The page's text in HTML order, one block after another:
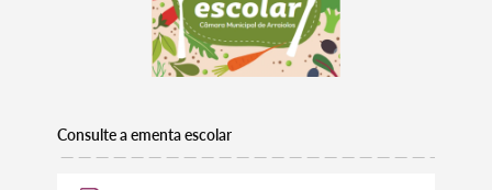
Consulte a ementa escolar